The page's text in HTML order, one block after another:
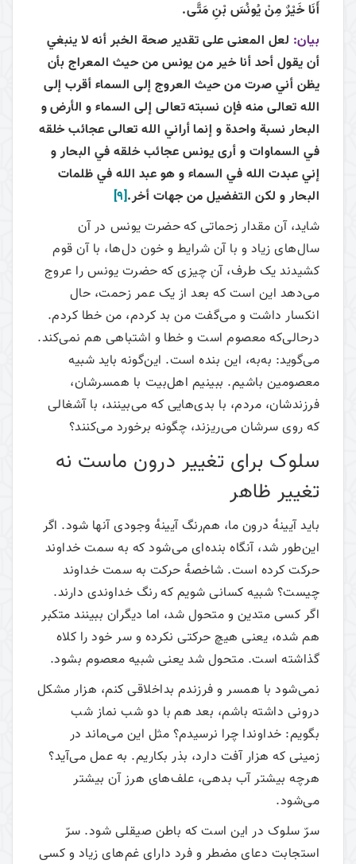
أَنَا خَيْرٌ مِنْ يُونُسَ بْنِ مَتَّى.
بيان: لعل المعنى على تقدير صحة الخبر أنه لا ينبغي
أن يقول أحد أنا خير من يونس من حيث المعراج بأن
يظن أني صرت من حيث العروج إلى السماء أقرب إلى
الله تعالى منه فإن نسبته تعالى إلى السماء و الأرض و
البحار نسبة واحدة و إنما أراني الله تعالى عجائب خلقه
في السماوات و أرى يونس عجائب خلقه في البحار و
إني عبدت الله في السماء و هو عبد الله في ظلمات
البحار و لكن التفضيل من جهات أخر.[9]
شاید، آن مقدار زحماتی که حضرت یونس در آن
سال‌های زیاد و با آن شرایط و خون دل‌ها، با آن قوم
کشیدند یک طرف، آن چیزی که حضرت یونس را عروج
می‌دهد این است که بعد از یک عمر زحمت، حال
انکسار داشت و می‌گفت من بد کردم، من خطا کردم.
درحالی‌که معصوم است و خطا و اشتباهی هم نمی‌کند.
می‌گوید: به‌به، این بنده است. این‌گونه باید شبیه
معصومین باشیم. ببینیم اهل‌بیت با همسرشان،
فرزندشان، مردم، با بدی‌هایی که می‌بینند، با آشغالی
که روی سرشان می‌ریزند، چگونه برخورد می‌کنند؟
سلوک برای تغییر درون ماست نه
تغییر ظاهر
باید آیینهٔ درون ما، هم‌رنگ آیینهٔ وجودی آنها شود. اگر
این‌طور شد، آنگاه بنده‌ای می‌شود که به سمت خداوند
حرکت کرده است. شاخصهٔ حرکت به سمت خداوند
چیست؟ شبیه کسانی شویم که رنگ خداوندی دارند.
اگر کسی متدین و متحول شد، اما دیگران ببینند متکبر
هم شده، یعنی هیچ حرکتی نکرده و سر خود را کلاه
گذاشته است. متحول شد یعنی شبیه معصوم بشود.
نمی‌شود با همسر و فرزندم بداخلاقی کنم، هزار مشکل
درونی داشته باشم، بعد هم با دو شب نماز شب
بگویم: خداوندا چرا نرسیدم؟ مثل این می‌ماند در
زمینی که هزار آفت دارد، بذر بکاریم. به عمل می‌آید؟
هرچه بیشتر آب بدهی، علف‌های هرز آن بیشتر
می‌شود.
سرّ سلوک در این است که باطن صیقلی شود. سرّ
استجابت دعای مضطر و فرد دارای غم‎‌های زیاد و کسی